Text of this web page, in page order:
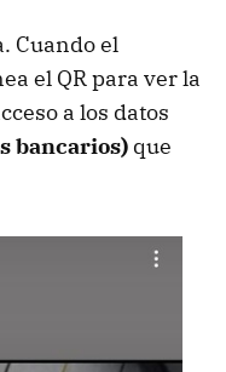
Cuando el
el QR para ver la
a los datos
bancarios) que